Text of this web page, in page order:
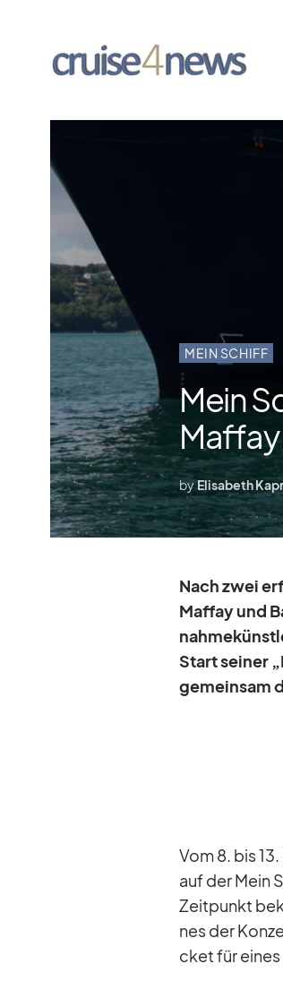
MEIN SCHIFF
Mein
byElisabeth
Nach zwei
Maf­fay und
Start sei­ner
ge­mein­sam
Vom 8. bis
auf der Mein
Zeit­punkt
nes der
cket für